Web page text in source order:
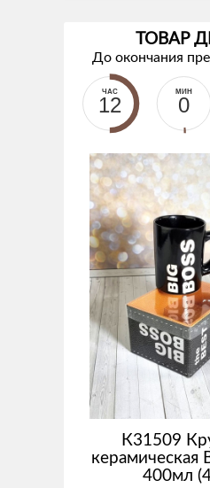
ТОВАР
До окончания
ЧАС
12
МИН
0
К31509
керамическая
400мл